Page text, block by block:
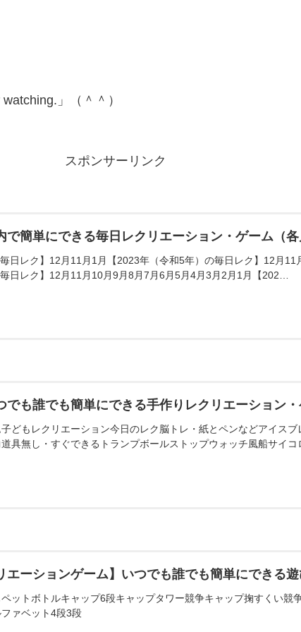
」（＾＾）
スポンサーリンク
で簡単にできる毎日レクリエーション・ゲーム（
毎日レク】12月11月1月【2023年（令和5年）の毎日レク】12月
日レク】12月11月10月9月8月7月6月5月4月3月2月1月【202…
でも誰でも簡単にできる手作りレクリエーション
どもレクリエーション今日のレク脳トレ・紙とペンなどアイス
具無し・すぐできるトランプボールストップウォッチ風船サイ
エーションゲーム】いつでも誰でも簡単にできる
ットボトルキャップ6段キャップタワー競争キャップ掬すくい競
ァベット4段3段